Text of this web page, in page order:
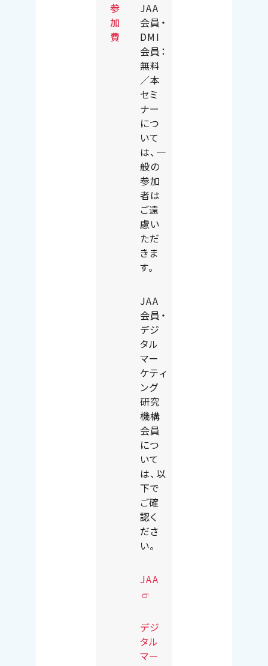
参
加
費
JAA
会員・
DMI
会員：
無料
／本
セミ
ナー
につ
いて
は、一
般の
参加
者は
ご遠
慮い
ただ
きま
す。
JAA
会員・
デジ
タル
マー
ケティ
ング
研究
機構
会員
につ
いて
は、以
下で
ご確
認く
ださ
い。
JAA
デジ
タル
マー